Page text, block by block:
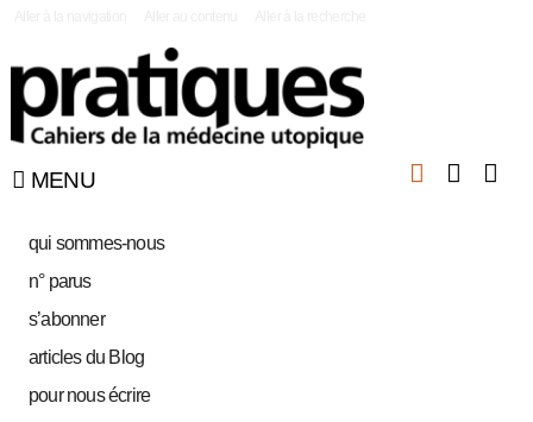
MENU
qui sommes-nous
n° parus
s’abonner
articles du Blog
pour nous écrire